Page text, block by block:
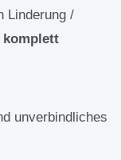
Linderung /
komplett
unverbindliches